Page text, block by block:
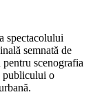
spectacolului
semnată de
scenografia
publicului o